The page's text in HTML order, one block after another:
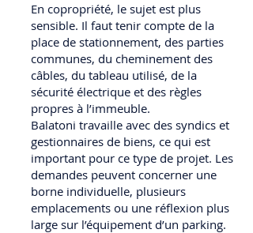
En copropriété, le sujet est plus
sensible. Il faut tenir compte de la
place de stationnement, des parties
communes, du cheminement des
câbles, du tableau utilisé, de la
sécurité électrique et des règles
propres à l’immeuble.
Balatoni travaille avec des syndics et
gestionnaires de biens, ce qui est
important pour ce type de projet. Les
demandes peuvent concerner une
borne individuelle, plusieurs
emplacements ou une réflexion plus
large sur l’équipement d’un parking.